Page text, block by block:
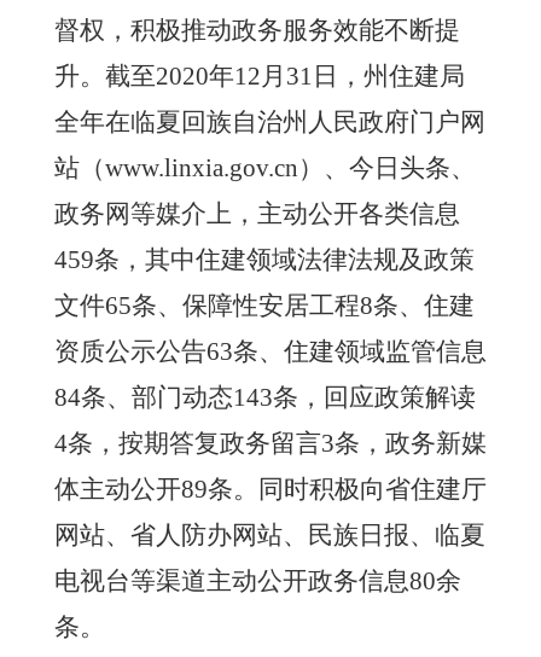
督权，积极推动政务服务效能不断提
升。截至2020年12月31日，州住建局
全年在临夏回族自治州人民政府门户网
站 （www.linxia.gov.cn）、 今日头条、
政务网等媒介上，主动公开各类信息
459条， 其中住建领域法律法规及政策
文件65条、保障性安居工程8条、住建
资质公示公告63条、住建领域监管信息
84条、部门动态143条，回应政策解读
4条，按期答复政务留言3条，政务新媒
体主动公开89条。
同时积极向省住建厅
网站、省人防办网站、民族日报、临夏
电视台等渠道主动公开政务信息80余
条。